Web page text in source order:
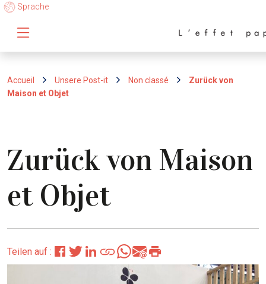
Sprache
Accueil Unsere Post-it Non classé
Zurück von
Maison et Objet
Zurück von Maison
et Objet
Teilen auf :